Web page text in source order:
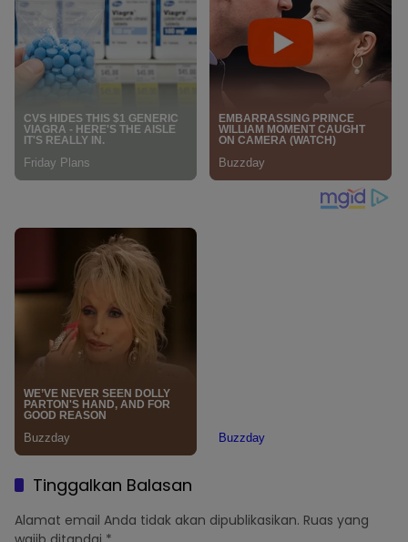
Tinggalkan Balasan
Alamat email Anda tidak akan dipublikasikan. Ruas yang